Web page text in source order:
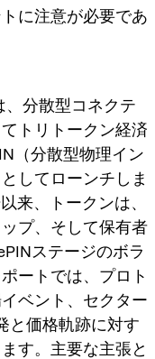
に注意が必要であ
分散型コネクテ
トリトークン経済
（分散型物理イン
してローンチしま
来、トークンは、
プ、そして保有者
ステージのボラ
ートでは、プロト
ベント、セクター
と価格軌跡に対す
す。主要な主張と